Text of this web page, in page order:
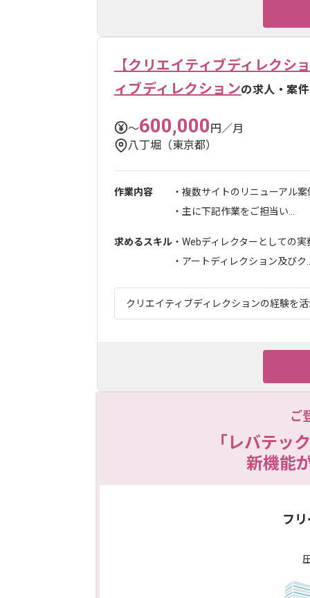
【クリエイティブディレク
ィブディレクションの求人・案件
〜600,000円／月
八丁堀（東京都）
作業内容
・複数サイトのリニューアル
・主に下記作業をご担当い...
求めるスキル ・Webディレクターとしての
・アートディレクション及びク
クリエイティブディレクションの経験を
ご
「レバテッ
新機能
フ